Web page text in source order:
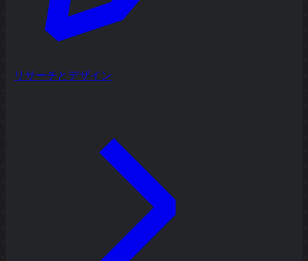
リサーチとデザイン